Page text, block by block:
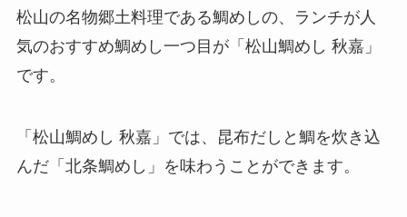
松山の名物郷土料理である鯛めしの、ランチが人
気のおすすめ鯛めし一つ目が「松山鯛めし 秋嘉」
です。
「松山鯛めし 秋嘉」では、昆布だしと鯛を炊き込
んだ「北条鯛めし」を味わうことができます。